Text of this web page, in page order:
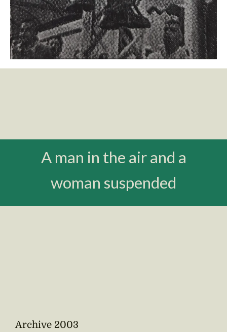
A man in the air and a
woman suspended
Archive 2003